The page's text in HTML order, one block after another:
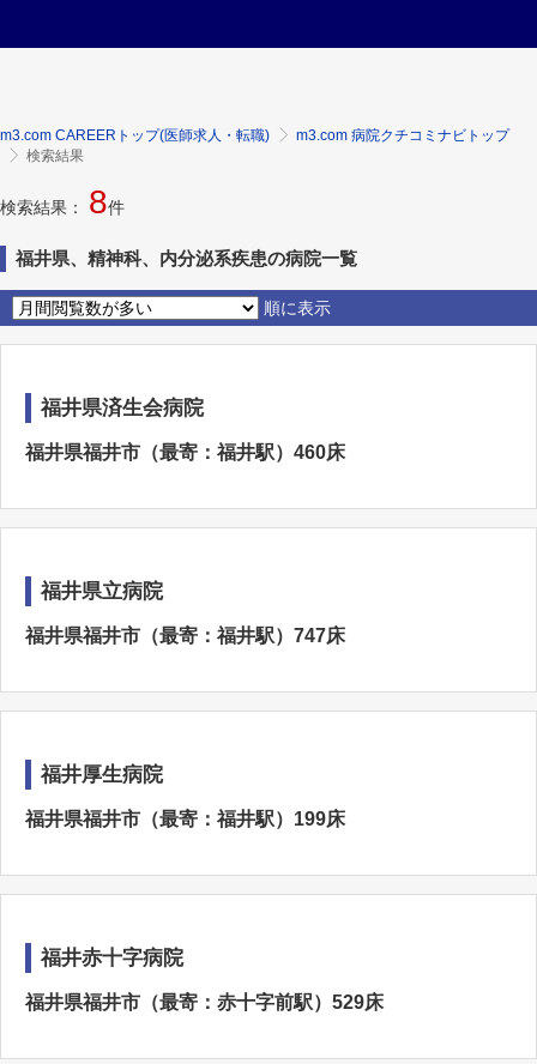
m3.com CAREERトップ(医師求人・転職)
m3.com 病院クチコミナビトップ
検索結果
検索結果： 8件
福井県、精神科、内分泌系疾患の病院一覧
順に表示
福井県済生会病院
福井県福井市（最寄：福井駅）460床
福井県立病院
福井県福井市（最寄：福井駅）747床
福井厚生病院
福井県福井市（最寄：福井駅）199床
福井赤十字病院
福井県福井市（最寄：赤十字前駅）529床